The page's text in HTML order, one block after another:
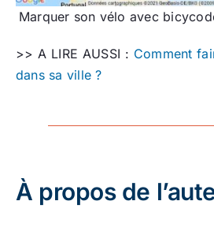
Marquer son vélo avec
>> A LIRE AUSSI : Comment
dans sa ville ?
À propos de